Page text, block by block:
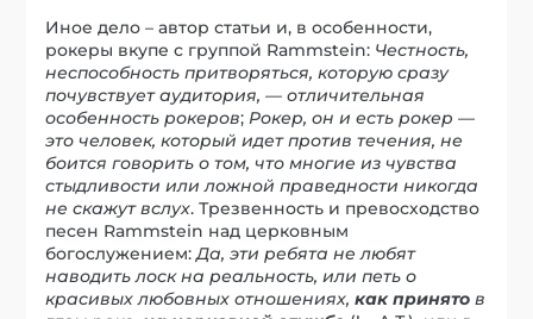
Иное дело – автор статьи и, в особенности,
рокеры вкупе с группой Rammstein: Честность,
неспособность притворяться, которую сразу
почувствует аудитория, — отличительная
особенность рокеров;Рокер, он и есть рокер —
это человек, который идет против течения, не
боится говорить о том, что многие из чувства
стыдливости или ложной праведности никогда
не скажут вслух. Трезвенность и превосходство
песен Rammstein над церковным
богослужением:Да, эти ребята не любят
наводить лоск на реальность, или петь о
красивых любовных отношениях,как принято в